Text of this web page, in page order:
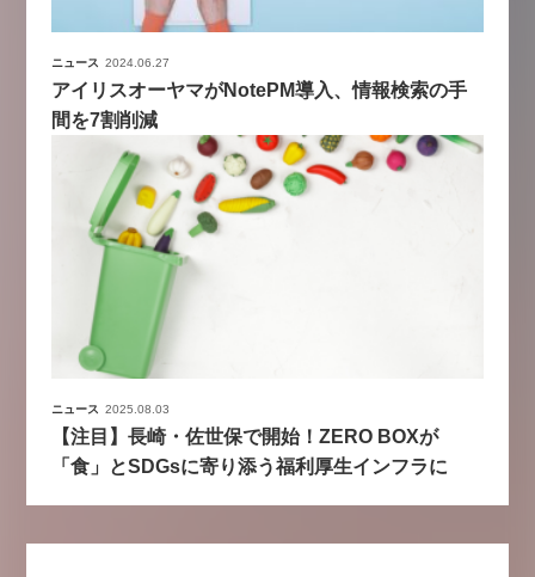
ニュース 2024.06.27
アイリスオーヤマがNotePM導入、情報検索の手
間を7割削減
ニュース 2025.08.03
【注目】長崎・佐世保で開始！ZERO BOXが
「食」とSDGsに寄り添う福利厚生インフラに